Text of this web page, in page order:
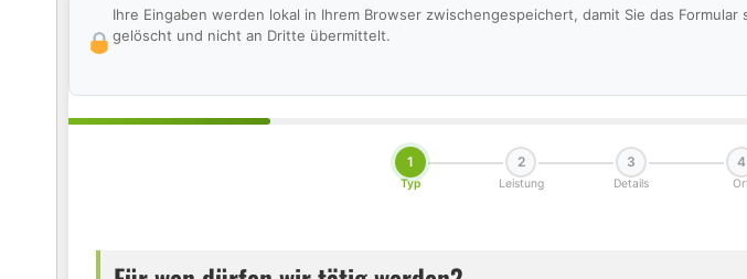
Ihre Eingaben werden lokal in Ihrem Browser zwischengespeichert, damit Sie das
gelöscht und nicht an Dritte übermittelt.
1
Typ
2
Leistung
3
Details
4